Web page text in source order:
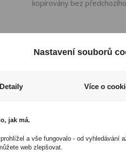
kopírovány bez
Nastavení souborů
Detaily Více o
jak má.
a vše fungovalo - od vyhledávání
web zlepšovat.